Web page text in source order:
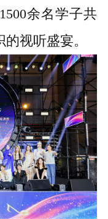
余名学子共
视听盛宴。